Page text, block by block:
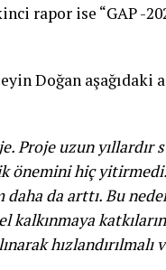
rapor ise “GAP -
Doğan aşağıdaki
Proje uzun yıllardır
önemini hiç
daha da arttı. Bu
kalkınmaya
hızlandırılmalı